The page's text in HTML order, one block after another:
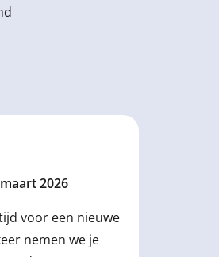
2026
voor een nieuwe
nemen we je